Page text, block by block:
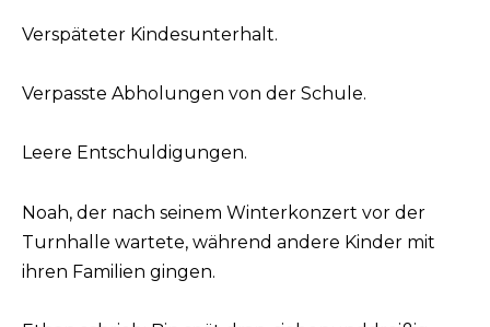
Verspäteter Kindesunterhalt.
Verpasste Abholungen von der Schule.
Leere Entschuldigungen.
Noah, der nach seinem Winterkonzert vor der
Turnhalle wartete, während andere Kinder mit
ihren Familien gingen.